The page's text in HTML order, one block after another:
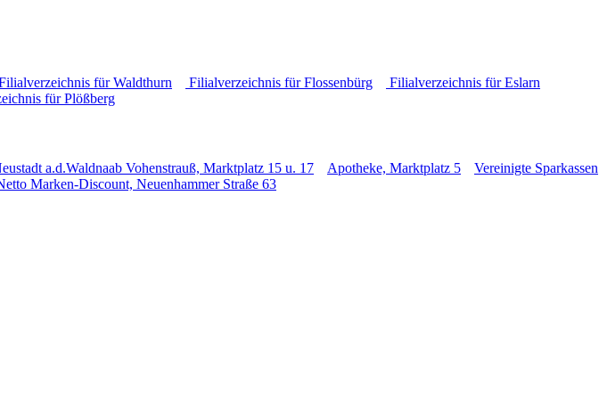
für Waldthurn Filialverzeichnis für Flossenbürg
Filialverzeichnis für Eslarn
für Plößberg
a.d.Waldnaab Vohenstrauß, Marktplatz 15 u. 17 Apotheke, Marktplatz 5
Vereinigte Sparkassen
Marken-Discount, Neuenhammer Straße 63